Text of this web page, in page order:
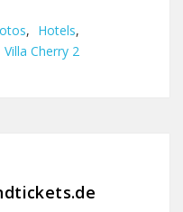
, Hotels,
Villa Cherry 2